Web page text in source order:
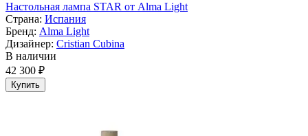
Настольная лампа STAR от Alma Light
Страна: Испания
Бренд: Alma Light
Дизайнер: Cristian Cubina
В наличии
42 300 ₽
Купить